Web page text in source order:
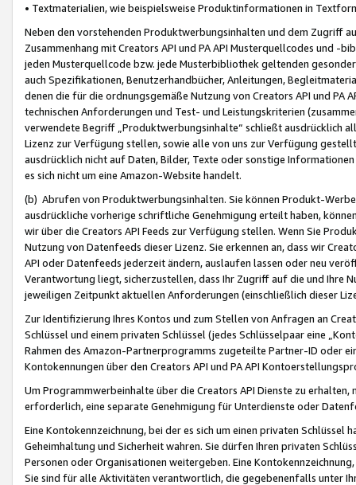
• Textmaterialien, wie beispielsweise Produktinformationen in
Neben den vorstehenden Produktwerbungsinhalten und dem Zugriff
Zusammenhang mit Creators API und PA API Musterquellcodes und
jeden Musterquellcode bzw. jede Musterbibliothek geltenden
auch Spezifikationen, Benutzerhandbücher, Anleitungen,
denen die für die ordnungsgemäße Nutzung von Creators API und PA
technischen Anforderungen und Test- und Leistungskriterien
verwendete Begriff „Produktwerbungsinhalte“ schließt ausdrücklich
Lizenz zur Verfügung stellen, sowie alle von uns zur Verfügung
ausdrücklich nicht auf Daten, Bilder, Texte oder sonstige
es sich nicht um eine Amazon-Website handelt.
(b) Abrufen von Produktwerbungsinhalten. Sie können Produkt-
ausdrückliche vorherige schriftliche Genehmigung erteilt haben,
wir über die Creators API Feeds zur Verfügung stellen. Wenn Sie
Nutzung von Datenfeeds dieser Lizenz. Sie erkennen an, dass wir
API oder Datenfeeds jederzeit ändern, auslaufen lassen oder neu
Verantwortung liegt, sicherzustellen, dass Ihr Zugriff auf die und Ihre
jeweiligen Zeitpunkt aktuellen Anforderungen (einschließlich dieser
Zur Identifizierung Ihres Kontos und zum Stellen von Anfragen an
Schlüssel und einem privaten Schlüssel (jedes Schlüsselpaar eine
Rahmen des Amazon-Partnerprogramms zugeteilte Partner-ID oder
Kontokennungen über den Creators API und PA API
Um Programmwerbeinhalte über die Creators API Dienste zu
erforderlich, eine separate Genehmigung für Unterdienste oder
Eine Kontokennzeichnung, bei der es sich um einen privaten
Geheimhaltung und Sicherheit wahren. Sie dürfen Ihren privaten
Personen oder Organisationen weitergeben. Eine
Sie sind für alle Aktivitäten verantwortlich, die gegebenenfalls unter